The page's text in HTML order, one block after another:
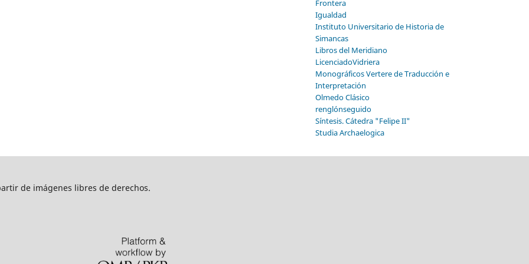
Frontera
Igualdad
Instituto Universitario de Historia de
Simancas
Libros del Meridiano
LicenciadoVidriera
Monográficos Vertere de Traducción e
Interpretación
Olmedo Clásico
renglónseguido
Síntesis. Cátedra "Felipe II"
Studia Archaelogica
de imágenes libres de derechos.